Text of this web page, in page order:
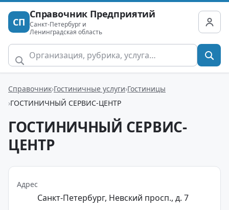
СП
Справочник Предприятий
Санкт-Петербург и
Ленинградская область
Справочник Гостиничные услуги Гостиницы
ГОСТИНИЧНЫЙ СЕРВИС-ЦЕНТР
ГОСТИНИЧНЫЙ СЕРВИС-
ЦЕНТР
Адрес
Санкт-Петербург, Невский просп., д. 7